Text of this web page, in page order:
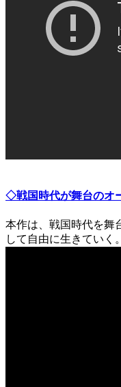
◇戦国時代が舞台のオ
本作は、戦国時代を舞
して自由に生きていく。